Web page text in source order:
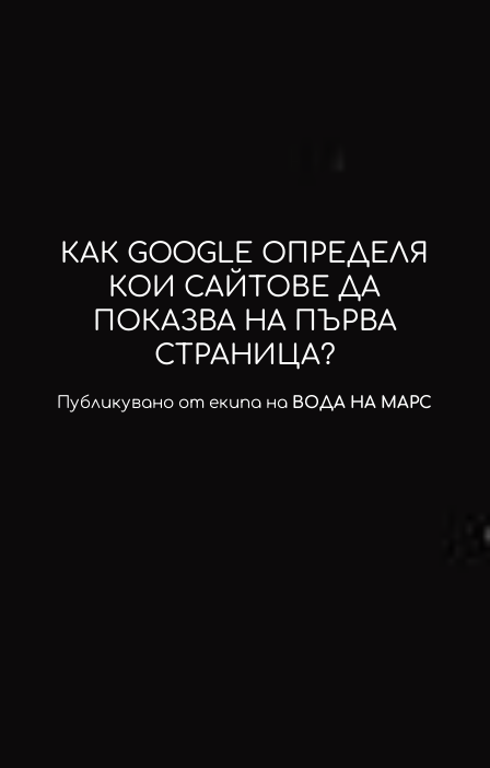
КАК GOOGLE ОПРЕДЕЛЯ
КОИ САЙТОВЕ ДА
ПОКАЗВА НА ПЪРВА
СТРАНИЦА?
Публикувано от екипа на ВОДА НА МАРС